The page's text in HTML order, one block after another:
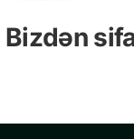
Bizdən